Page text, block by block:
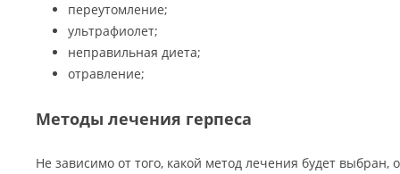
переутомление;
ультрафиолет;
неправильная диета;
отравление;
Методы лечения герпеса
Не зависимо от того, какой метод лечения будет выбран,